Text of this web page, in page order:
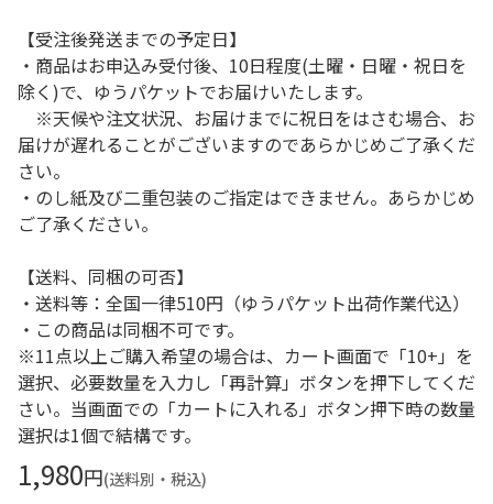
【受注後発送までの予定日】
・商品はお申込み受付後、10日程度(土曜・日曜・祝日を
除く)で、ゆうパケットでお届けいたします。
※天候や注文状況、お届けまでに祝日をはさむ場合、お
届けが遅れることがございますのであらかじめご了承くだ
さい。
・のし紙及び二重包装のご指定はできません。あらかじめ
ご了承ください。
【送料、同梱の可否】
・送料等：全国一律510円（ゆうパケット出荷作業代込）
・この商品は同梱不可です。
※11点以上ご購入希望の場合は、カート画面で「10+」を
選択、必要数量を入力し「再計算」ボタンを押下してくだ
さい。当画面での「カートに入れる」ボタン押下時の数量
選択は1個で結構です。
1,980円(送料別・税込)